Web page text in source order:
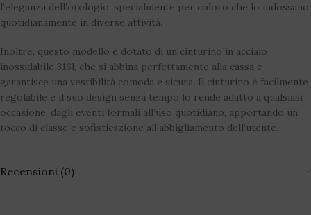
l’eleganza dell’orologio, specialmente per coloro che lo indossano
quotidianamente in diverse attività.
Inoltre, questo modello è dotato di un cinturino in acciaio
inossidabile 316l, che si abbina perfettamente alla cassa e
garantisce una vestibilità comoda e sicura. Il cinturino è facilmente
regolabile e il suo design senza tempo lo rende adatto a qualsiasi
occasione, dagli eventi formali all’uso quotidiano, apportando un
tocco di classe e sofisticazione all’abbigliamento dell’utente.
Recensioni (0)